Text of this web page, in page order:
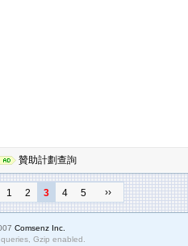
贊助計劃查詢
1 2 3 4 5 ››
Comsenz Inc.
Gzip enabled.